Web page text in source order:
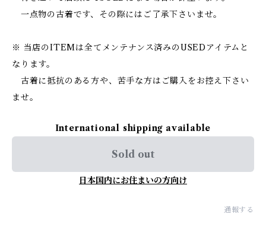
一点物の古着です、その際にはご了承下さいませ。
※ 当店のITEMは全てメンテナンス済みのUSEDアイテムと
なります。
古着に抵抗のある方や、苦手な方はご購入をお控え下さい
ませ。
International shipping available
Sold out
日本国内にお住まいの方向け
通報する